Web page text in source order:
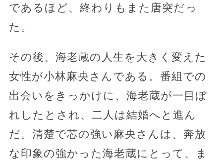
であるほど、終わりもまた唐突だっ
た。
その後、海老蔵の人生を大きく変えた
女性が小林麻央さんである。番組での
出会いをきっかけに、海老蔵が一目ぼ
れしたとされ、二人は結婚へと進ん
だ。清楚で芯の強い麻央さんは、奔放
な印象の強かった海老蔵にとって、ま